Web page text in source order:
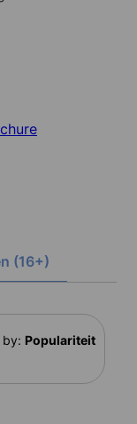
(16+)
by: Populariteit